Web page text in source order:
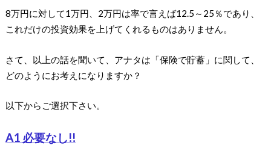
8万円に対して1万円、2万円は率で言えば12.5～25％であり、
これだけの投資効果を上げてくれるものはありません。
さて、以上の話を聞いて、アナタは「保険で貯蓄」に関して、
どのようにお考えになりますか？
以下からご選択下さい。
A1 必要なし!!